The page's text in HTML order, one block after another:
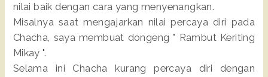
nilai baik dengan cara yang menyenangkan.
Misalnya saat mengajarkan nilai percaya diri pada
Chacha, saya membuat dongeng " Rambut Keriting
Mikay ".
Selama ini Chacha kurang percaya diri dengan